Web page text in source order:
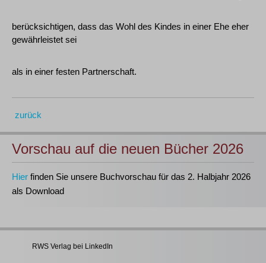
berücksichtigen, dass das Wohl des Kindes in einer Ehe eher
gewährleistet sei
als in einer festen Partnerschaft.
zurück
Vorschau auf die neuen Bücher 2026
Hier finden Sie unsere Buchvorschau für das 2. Halbjahr 2026
als Download
RWS Verlag bei LinkedIn